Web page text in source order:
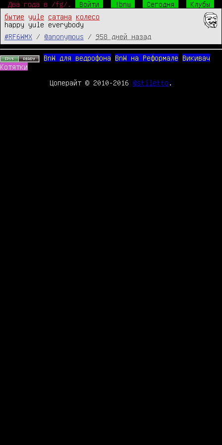
Два года в /fg/. Войти !bnw Сегодня
Клубы
бытие
yule сатана
колесо
happy yule everybody
#RF6WMX
/ @anonymous / 958 дней назад
BnW для ведрофона BnW на Реформале
Викивач
Котятки
Цоперайт © 2010-2016 @stiletto